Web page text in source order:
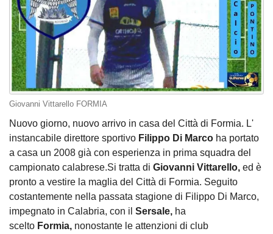
Giovanni Vittarello FORMIA
Nuovo giorno, nuovo arrivo in casa del Città di Formia. L'
instancabile direttore sportivo Filippo Di Marco ha portato
a casa un 2008 già con esperienza in prima squadra del
campionato calabrese.Si tratta di Giovanni Vittarello, ed è
pronto a vestire la maglia del Città di Formia. Seguito
costantemente nella passata stagione di Filippo Di Marco,
impegnato in Calabria, con il Sersale, ha
scelto Formia, nonostante le attenzioni di club